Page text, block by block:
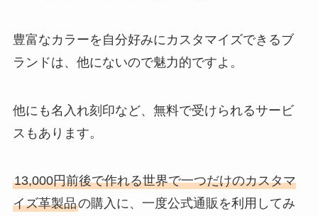
豊富なカラーを自分好みにカスタマイズできるブ
ランドは、他にないので魅力的ですよ。
他にも名入れ刻印など、無料で受けられるサービ
スもあります。
13,000円前後で作れる世界で一つだけのカスタマ
イズ革製品の購入に、一度公式通販を利用してみ